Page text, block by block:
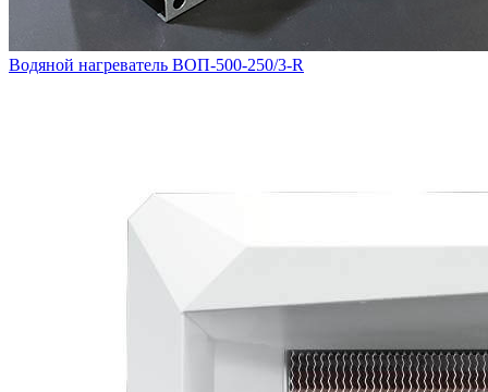
Водяной нагреватель ВОП-500-250/3-R